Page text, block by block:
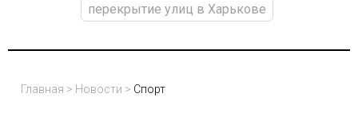
перекрытие улиц в Харькове
Главная > Новости > Спорт